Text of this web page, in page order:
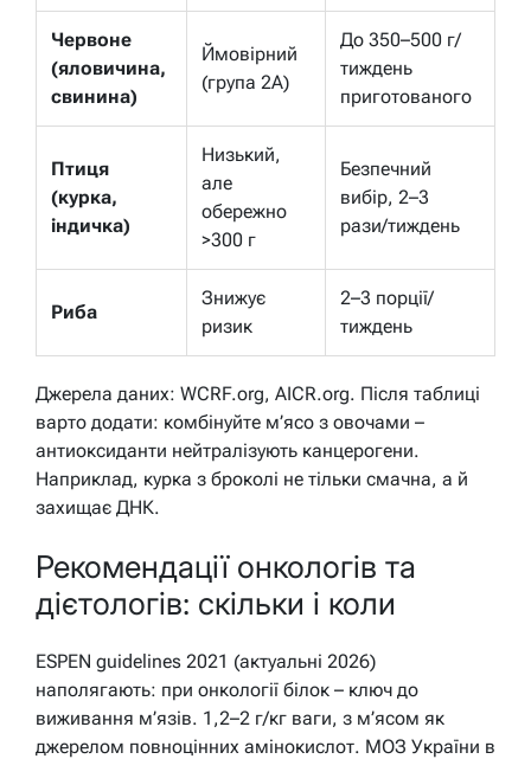
Червоне
(яловичина,
свинина)
Ймовірний
(група 2A)
До 350–500 г/
тиждень
приготованого
Птиця
(курка,
індичка)
Низький,
але
обережно
>300 г
Безпечний
вибір, 2–3
рази/тиждень
Риба
Знижує
ризик
2–3 порції/
тиждень
Джерела даних: WCRF.org, AICR.org. Після таблиці
варто додати: комбінуйте м’ясо з овочами –
антиоксиданти нейтралізують канцерогени.
Наприклад, курка з броколі не тільки смачна, а й
захищає ДНК.
Рекомендації онкологів та
дієтологів: скільки і коли
ESPEN guidelines 2021 (актуальні 2026)
наполягають: при онкології білок – ключ до
виживання м’язів. 1,2–2 г/кг ваги, з м’ясом як
джерелом повноцінних амінокислот. МОЗ України в